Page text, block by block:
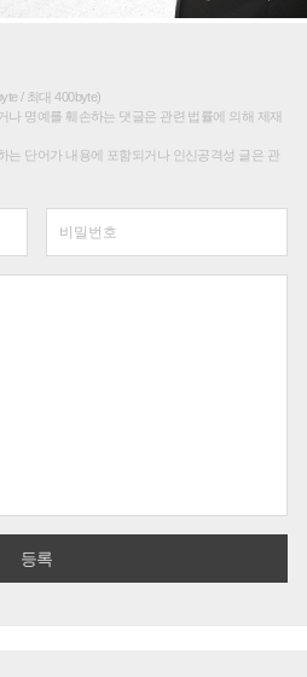
/ 최대 400byte)
나 명예를 훼손하는 댓글은 관련 법률에 의해 제재
는 단어가 내용에 포함되거나 인신공격성 글은 관